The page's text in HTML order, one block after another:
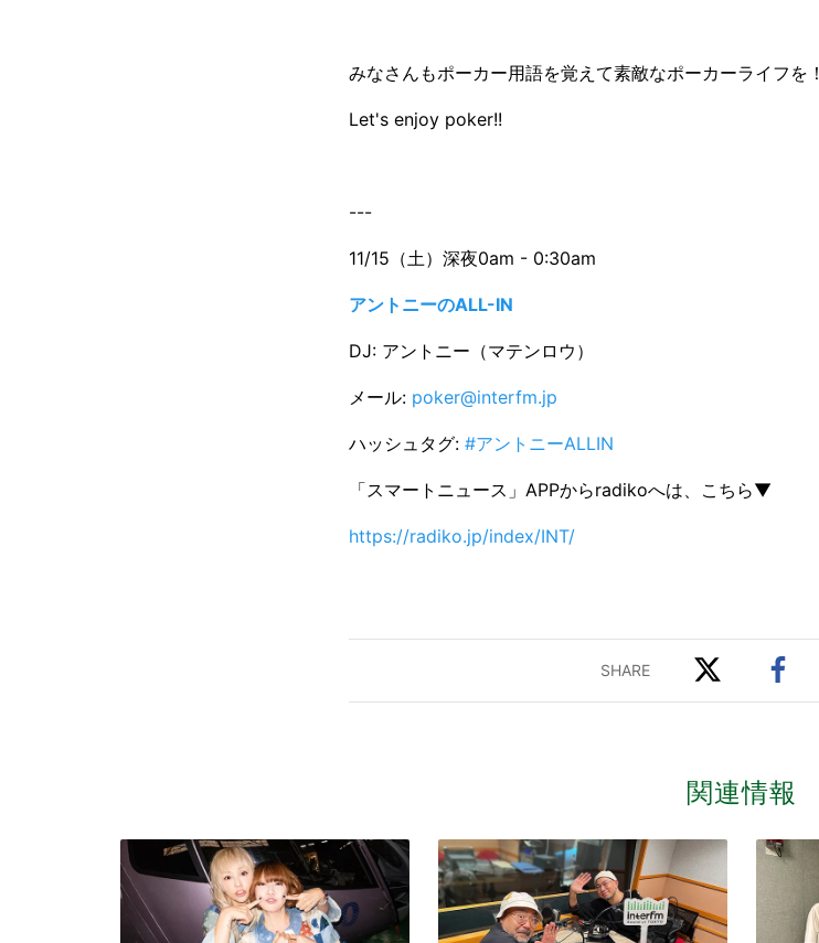
みなさんもポーカー用語を覚えて素敵なポーカーライフを！
Let's enjoy poker!!
---
11/15（土）深夜0am - 0:30am
アントニーのALL-IN
DJ: アントニー（マテンロウ）
メール: poker@interfm.jp
ハッシュタグ: #アントニーALLIN
「スマートニュース」APPからradikoへは、こちら▼
https://radiko.jp/index/INT/
関連情報